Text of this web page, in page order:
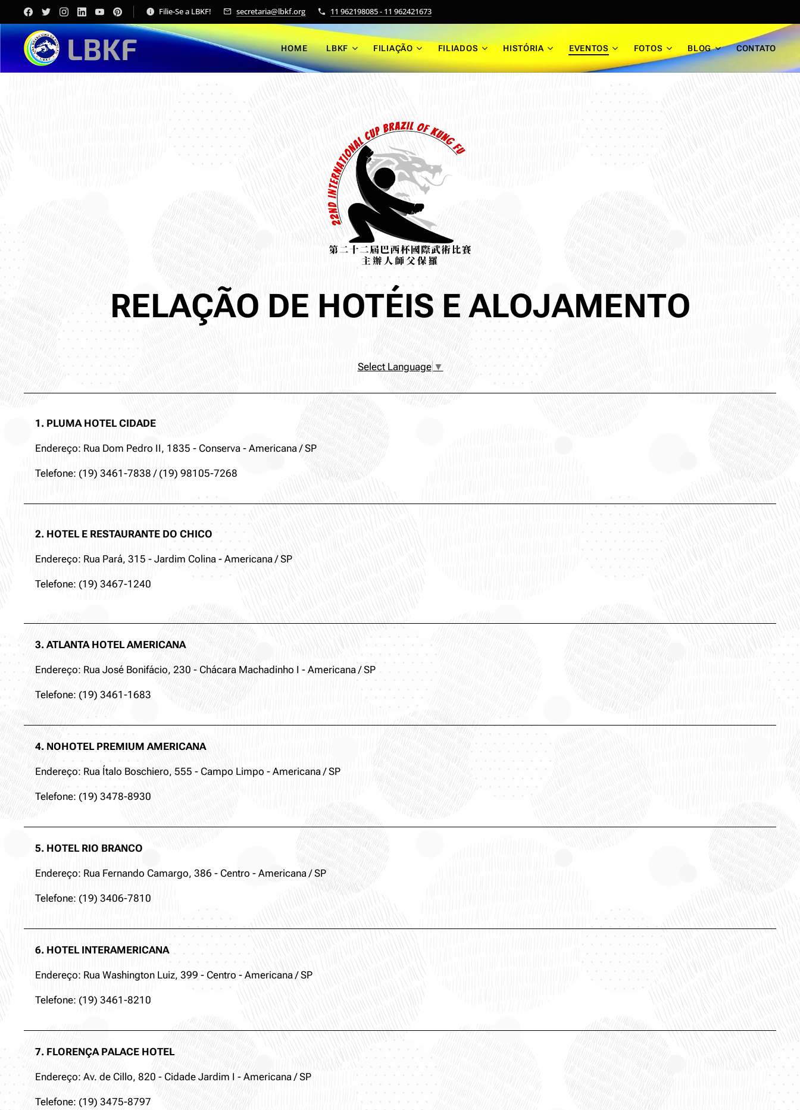
Filie-Se a LBKF! secretaria@lbkf.org 11 962198085 - 11 962421673
LBKF HOME LBKF FILIAÇÃO FILIADOS HISTÓRIA EVENTOS FOTOS BLOG CONTATO
RELAÇÃO DE HOTÉIS E ALOJAMENTO
Select Language ▼
1. PLUMA HOTEL CIDADE
Endereço: Rua Dom Pedro II, 1835 - Conserva - Americana / SP
Telefone: (19) 3461-7838 / (19) 98105-7268
2. HOTEL E RESTAURANTE DO CHICO
Endereço: Rua Pará, 315 - Jardim Colina - Americana / SP
Telefone: (19) 3467-1240
3. ATLANTA HOTEL AMERICANA
Endereço: Rua José Bonifácio, 230 - Chácara Machadinho I - Americana / SP
Telefone: (19) 3461-1683
4. NOHOTEL PREMIUM AMERICANA
Endereço: Rua Ítalo Boschiero, 555 - Campo Limpo - Americana / SP
Telefone: (19) 3478-8930
5. HOTEL RIO BRANCO
Endereço: Rua Fernando Camargo, 386 - Centro - Americana / SP
Telefone: (19) 3406-7810
6. HOTEL INTERAMERICANA
Endereço: Rua Washington Luiz, 399 - Centro - Americana / SP
Telefone: (19) 3461-8210
7. FLORENÇA PALACE HOTEL
Endereço: Av. de Cillo, 820 - Cidade Jardim I - Americana / SP
Telefone: (19) 3475-8797